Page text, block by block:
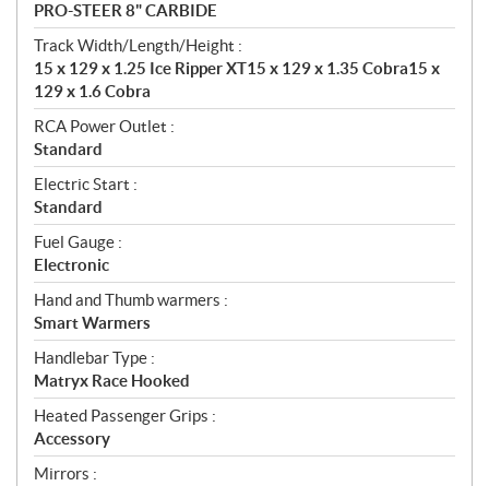
PRO-STEER 8" CARBIDE
Track Width/Length/Height :
15 x 129 x 1.25 Ice Ripper XT15 x 129 x 1.35 Cobra15 x
129 x 1.6 Cobra
RCA Power Outlet :
Standard
Electric Start :
Standard
Fuel Gauge :
Electronic
Hand and Thumb warmers :
Smart Warmers
Handlebar Type :
Matryx Race Hooked
Heated Passenger Grips :
Accessory
Mirrors :